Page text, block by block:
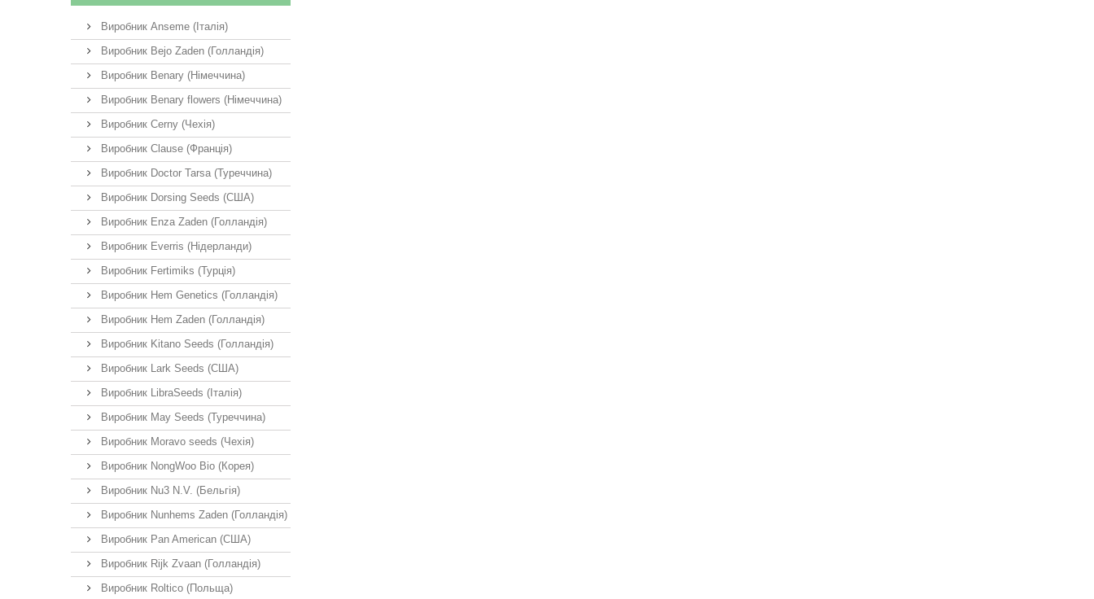
Виробник Anseme (Італія)
Виробник Bejo Zaden (Голландія)
Виробник Benary (Німеччина)
Виробник Benary flowers (Німеччина)
Виробник Cerny (Чехія)
Виробник Clause (Франція)
Виробник Doctor Tarsa (Туреччина)
Виробник Dorsing Seeds (США)
Виробник Enza Zaden (Голландія)
Виробник Everris (Нідерланди)
Виробник Fertimiks (Турція)
Виробник Hem Genetics (Голландія)
Виробник Hem Zaden (Голландія)
Виробник Kitano Seeds (Голландія)
Виробник Lark Seeds (США)
Виробник LibraSeeds (Італія)
Виробник May Seeds (Туреччина)
Виробник Moravo seeds (Чехія)
Виробник NongWoo Bio (Корея)
Виробник Nu3 N.V. (Бельгія)
Виробник Nunhems Zaden (Голландія)
Виробник Pan American (США)
Виробник Rijk Zvaan (Голландія)
Виробник Roltico (Польща)